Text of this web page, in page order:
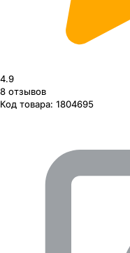
4.9
8 отзывов
Код товара: 1804695